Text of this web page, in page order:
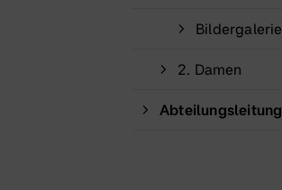
Bildergalerie
2. Damen
Abteilungsleitung